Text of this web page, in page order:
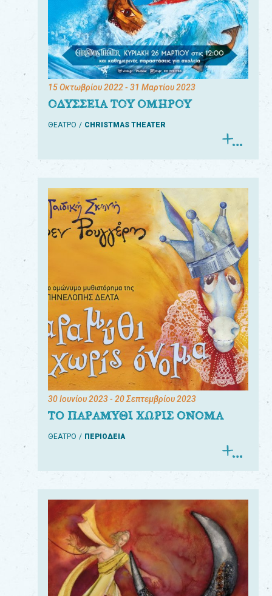
15 Οκτωβρίου 2022- 31 Μαρτίου 2023
ΟΔΥΣΣΕΙΑ ΤΟΥ ΟΜΗΡΟΥ
ΘΕΑΤΡΟ CHRISTMAS THEATER
30 Ιουνίου 2023- 20 Σεπτεμβρίου 2023
ΤΟ ΠΑΡΑΜΥΘΙ ΧΩΡΙΣ ΟΝΟΜΑ
ΘΕΑΤΡΟ ΠΕΡΙΟΔΕΙΑ